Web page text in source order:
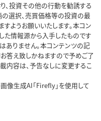
、投資その他の行動を勧誘する
の選択、売買価格等の投資の最
ようお願いいたします。本コン
た情報源から入手したものです
ありません。本コンテンツの記
答え致しかねますので予めご了
内容は、予告なしに変更するこ
像生成AI「Firefly」を使用して